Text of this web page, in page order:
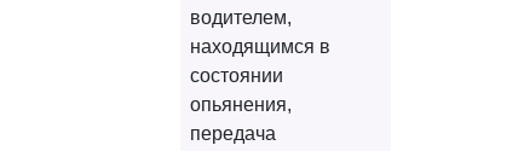
водителем,
находящимся в
состоянии
опьянения,
передача